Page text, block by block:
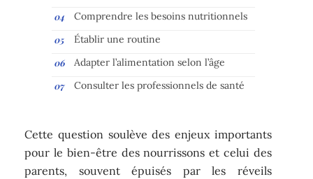
Comprendre les besoins nutritionnels
Établir une routine
Adapter l’alimentation selon l’âge
Consulter les professionnels de santé
Cette question soulève des enjeux importants
pour le bien-être des nourrissons et celui des
parents, souvent épuisés par les réveils